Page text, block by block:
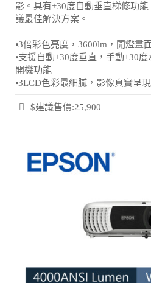
影。具有±30度自動垂直梯修功
議最佳解決方案。
⦁3倍彩色亮度，3600lm，開燈畫
⦁支援自動±30度垂直，手動±30
開機功能
⦁3LCD色彩最細膩，影像真實呈
$建議售價:25,900